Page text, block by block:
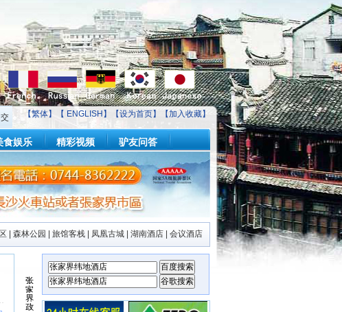
【繁体】【 ENGLISH 】【设为首页】【加入收藏】
交
食娱乐 精彩视频 驴友问答
森林公园 旅馆客栈 凤凰古城 湖南酒店 会议酒店